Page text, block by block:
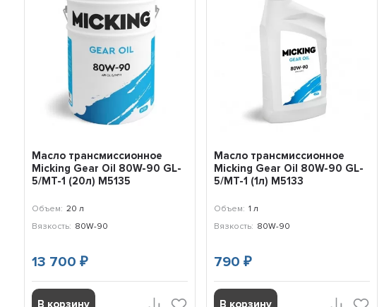
Масло трансмиссионное
Micking Gear Oil 80W-90 GL-
5/MT-1 (20л) M5135
Объем: 20 л
Вязкость: 80W-90
13 700₽
В корзину
Масло трансмиссионное
Micking Gear Oil 80W-90 GL-
5/MT-1 (1л) M5133
Объем: 1 л
Вязкость: 80W-90
790₽
В корзину